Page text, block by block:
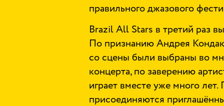
правильного джазового
Brazil All Stars в третий раз
По признанию Андрея
со сцены были выбраны во
концерта, по заверению
играет вместе уже много
присоединяются